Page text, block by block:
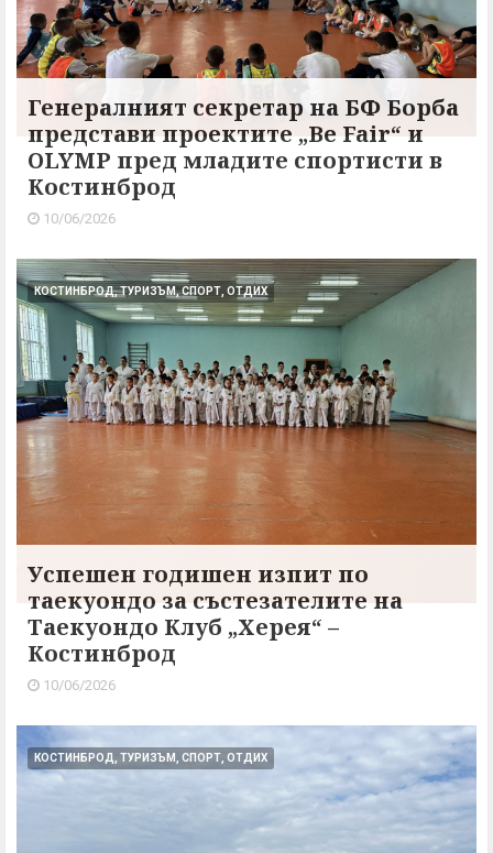
Генералният секретар на БФ Борба
представи проектите „Be Fair“ и
OLYMP пред младите спортисти в
Костинброд
10/06/2026
КОСТИНБРОД, ТУРИЗЪМ, СПОРТ, ОТДИХ
Успешен годишен изпит по
таекуондо за състезателите на
Таекуондо Клуб „Херея“ –
Костинброд
10/06/2026
КОСТИНБРОД, ТУРИЗЪМ, СПОРТ, ОТДИХ